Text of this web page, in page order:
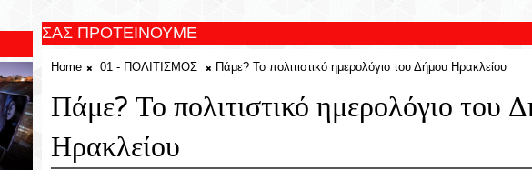
ΣΑΣ ΠΡΟΤΕΙΝΟΥΜΕ
Home 01 - ΠΟΛΙΤΙΣΜΟΣ Πάμε? Το πολιτιστικό ημερολόγιο του Δήμου Ηρακλείου
Πάμε? Το πολιτιστικό ημερολόγιο του
Ηρακλείου